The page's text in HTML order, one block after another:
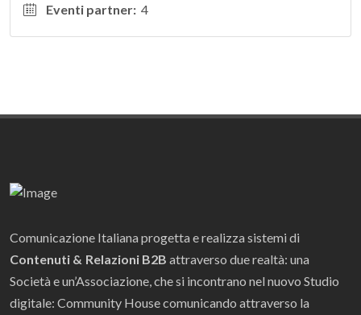
Eventi partner: 4
Comunicazione Italiana progetta e realizza sistemi di
Contenuti & Relazioni B2B attraverso due realtà: una
Società e un’Associazione, che si incontrano nel nuovo Studio
digitale: Community House comunicando attraverso la